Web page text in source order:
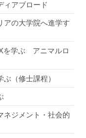
ィアブロード
アの大学院へ進学す
を学ぶ アニマルロ
（修士課程）
ネジメント・社会的